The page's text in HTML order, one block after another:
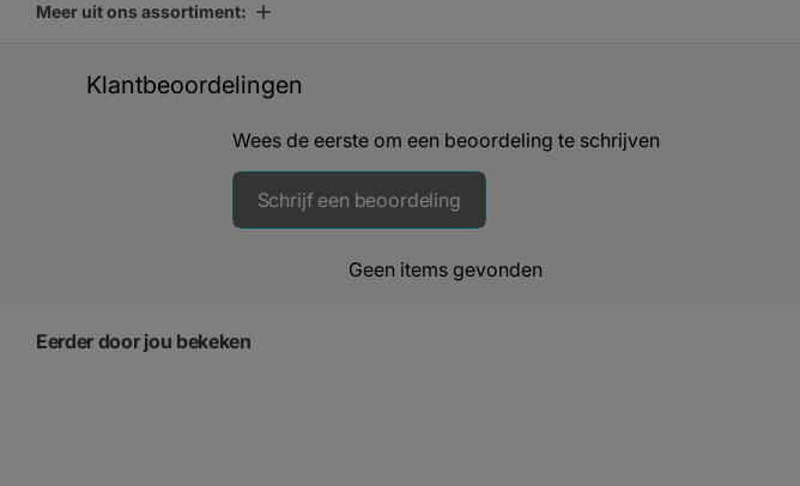
Meer uit ons assortiment:
Klantbeoordelingen
Wees de eerste om een beoordeling te schrijven
Schrijf een beoordeling
Geen items gevonden
Eerder door jou bekeken